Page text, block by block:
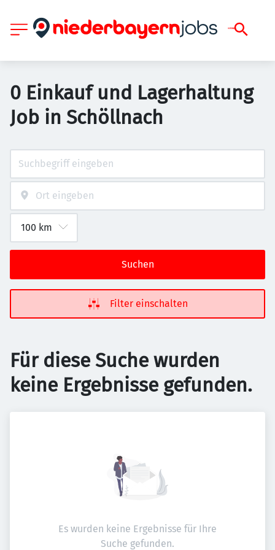
0 Einkauf und Lagerhaltung
Job in Schöllnach
Suchen
Filter einschalten
Für diese Suche wurden
keine Ergebnisse gefunden.
Es wurden keine Ergebnisse für Ihre
Suche gefunden.